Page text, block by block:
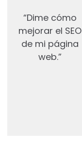
“Dime cómo
mejorar el SEO
de mi página
web.”